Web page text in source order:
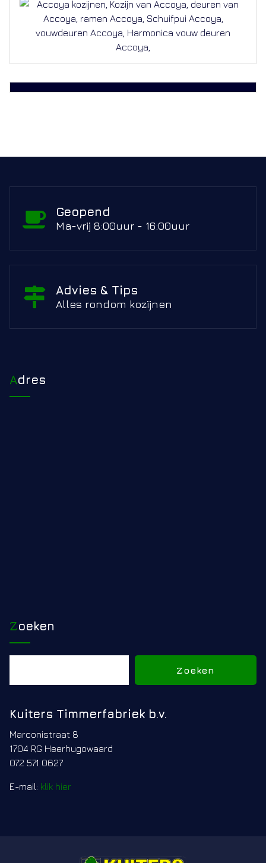
Geopend
Ma-vrij 8:00uur - 16:00uur
Advies & Tips
Alles rondom kozijnen
Adres
Zoeken
Zoeken
Kuiters Timmerfabriek b.v.
Marconistraat 8
1704 RG Heerhugowaard
072 571 0627
E-mail: klik hier